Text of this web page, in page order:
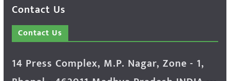
Contact Us
Contact Us
14 Press Complex, M.P. Nagar, Zone - 1,